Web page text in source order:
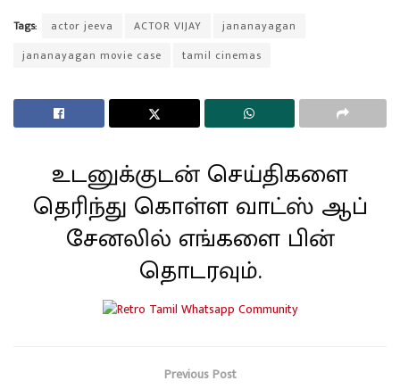
Tags: actor jeeva ACTOR VIJAY
jananayagan
jananayagan movie case
tamil cinemas
உடனுக்குடன் செய்திகளை
தெரிந்து கொள்ள வாட்ஸ் ஆப்
சேனலில் எங்களை பின்
தொடரவும்.
Previous Post